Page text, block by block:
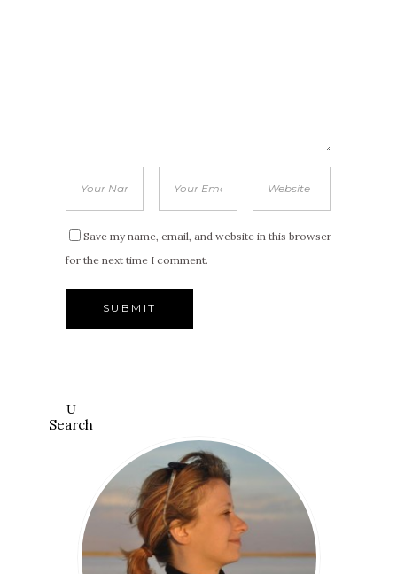
Save my name, email, and website in this browser
for the next time I comment.
Search